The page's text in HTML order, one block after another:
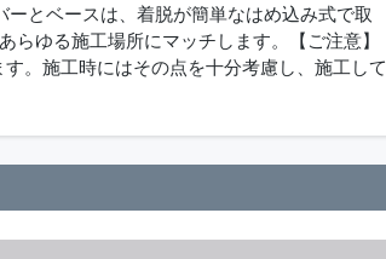
とベースは、着脱が簡単なはめ込み式で取
ゆる施工場所にマッチします。【ご注意】
。施工時にはその点を十分考慮し、施工して